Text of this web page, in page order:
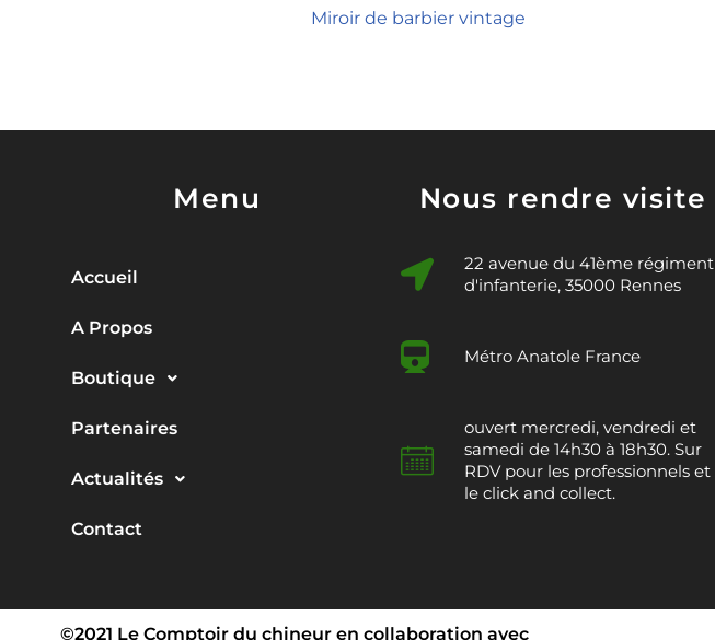
Miroir de barbier vintage
Menu
Accueil
A Propos
Boutique
Partenaires
Actualités
Contact
Nous rendre visite
22 avenue du 41ème régiment
d'infanterie, 35000 Rennes
Métro Anatole France
ouvert mercredi, vendredi et
samedi de 14h30 à 18h30. Sur
RDV pour les professionnels et
le click and collect.
©2021 Le Comptoir du chineur en collaboration avec